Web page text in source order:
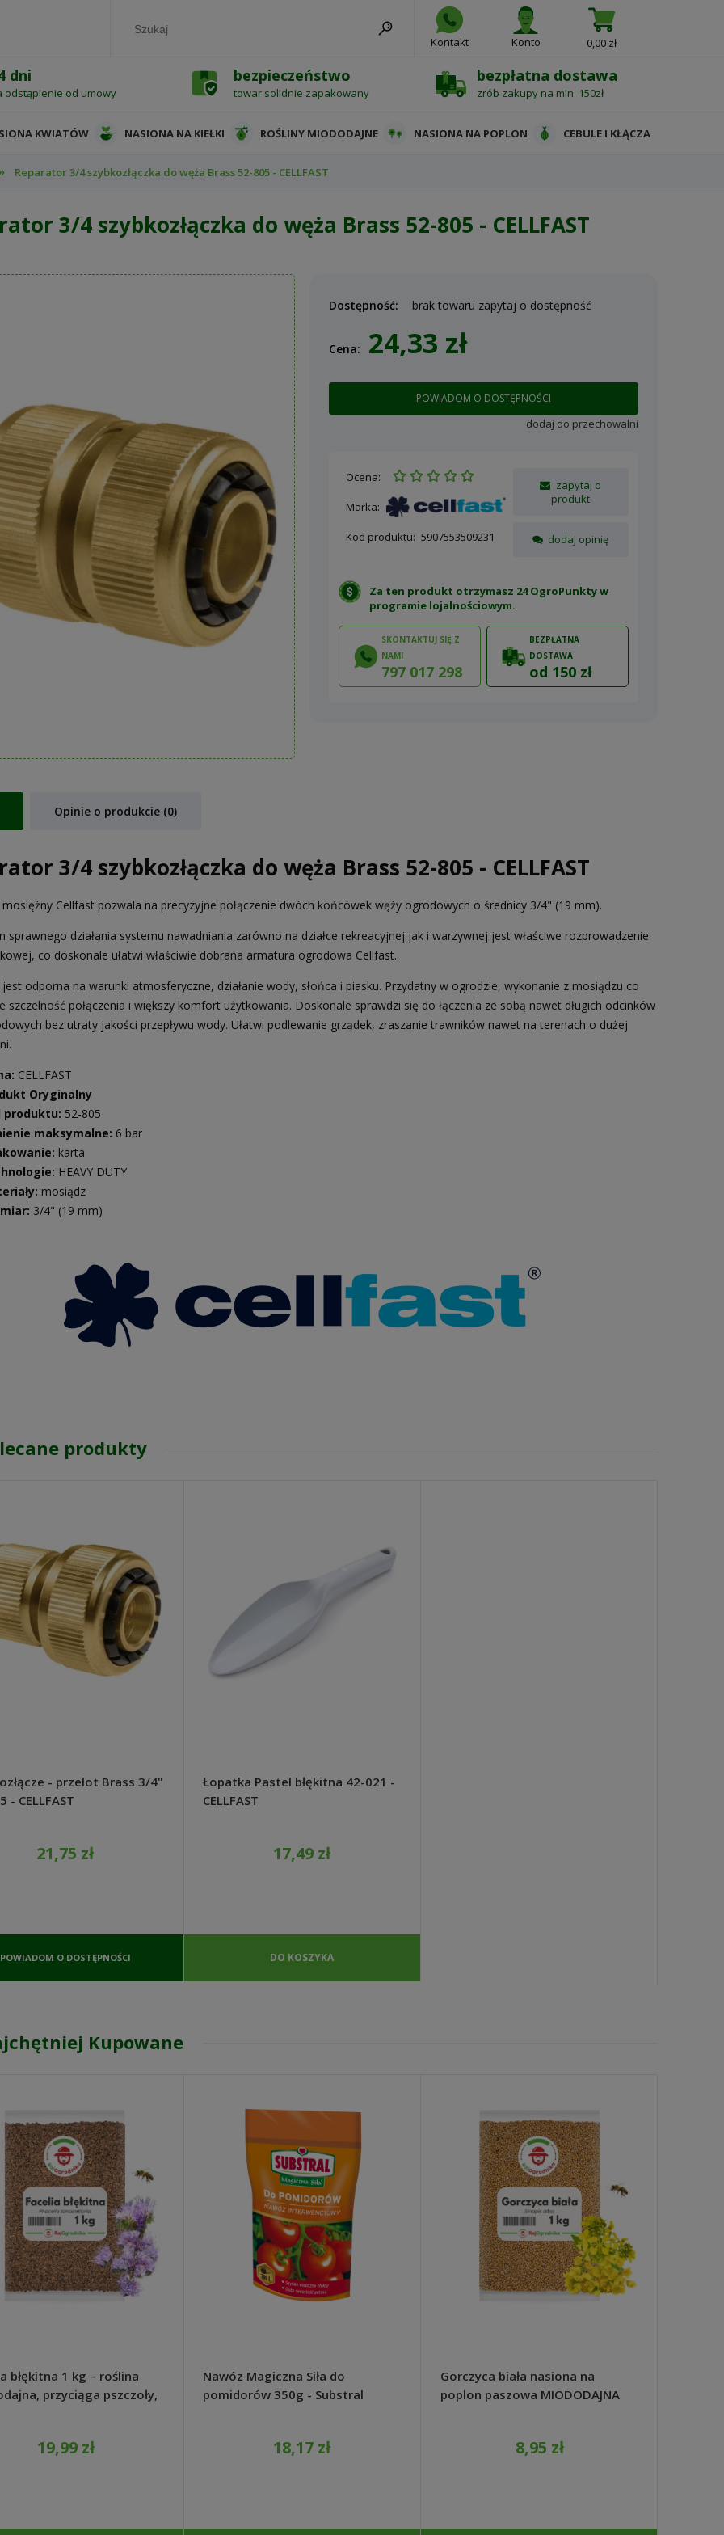
Kontakt Konto 0,00 zł
dni
odstąpienie od umowy
bezpieczeństwo
towar solidnie zapakowany
bezpłatna dostawa
zrób zakupy na min. 150zł
KWIATÓW NASIONA NA KIEŁKI ROŚLINY MIODODAJNE NASIONA NA POPLON CEBULE I KŁĄCZA
Reparator 3/4 szybkozłączka do węża Brass 52-805 - CELLFAST
Senshyu Yellow Ozima 20-
139,00 zł
cena:139,00 zł
DO KOSZYKA
3/4 szybkozłączka do węża Brass 52-805 - CELLFAST
Dostępność: brak towaru zapytaj o dostępność
Cena: 24,33 zł
POWIADOM O DOSTĘPNOŚCI
dodaj do przechowalni
Ocena:
Marka:
Kod produktu: 5907553509231
zapytaj o
produkt
dodaj opinię
Za ten produkt otrzymasz 24 OgroPunkty w
programie lojalnościowym.
SKONTAKTUJ SIĘ Z
NAMI
797 017 298
BEZPŁATNA
DOSTAWA
od 150 zł
Opinie o produkcie (0)
3/4 szybkozłączka do węża Brass 52-805 - CELLFAST
Cellfast pozwala na precyzyjne połączenie dwóch końcówek węży ogrodowych o średnicy 3/4" (19 mm).
sprawnego działania systemu nawadniania zarówno na działce rekreacyjnej jak i warzywnej jest właściwe rozprowadzenie
co doskonale ułatwi właściwie dobrana armatura ogrodowa Cellfast.
odporna na warunki atmosferyczne, działanie wody, słońca i piasku. Przydatny w ogrodzie, wykonanie z mosiądzu co
szczelność połączenia i większy komfort użytkowania. Doskonale sprawdzi się do łączenia ze sobą nawet długich odcinków
bez utraty jakości przepływu wody. Ułatwi podlewanie grządek, zraszanie trawników nawet na terenach o dużej
CELLFAST
Oryginalny
produktu: 52-805
maksymalne: 6 bar
karta
HEAVY DUTY
mosiądz
3/4" (19 mm)
produkty
- przelot Brass 3/4"
- CELLFAST
21,75 zł
POWIADOM O DOSTĘPNOŚCI
Łopatka Pastel błękitna 42-021 -
CELLFAST
17,49 zł
DO KOSZYKA
Kupowane
błękitna 1 kg – roślina
przyciąga pszczoły,
19,99 zł
Nawóz Magiczna Siła do
pomidorów 350g - Substral
18,17 zł
Gorczyca biała nasiona na
poplon paszowa MIODODAJNA
8,95 zł